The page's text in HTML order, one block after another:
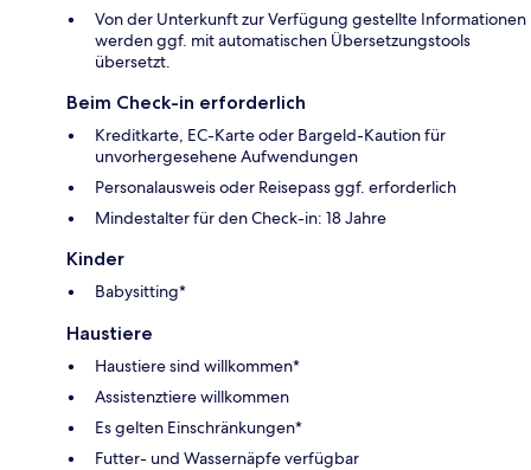
Von der Unterkunft zur Verfügung gestellte Informationen
werden ggf. mit automatischen Übersetzungstools
übersetzt.
Beim Check-in erforderlich
Kreditkarte, EC-Karte oder Bargeld-Kaution für
unvorhergesehene Aufwendungen
Personalausweis oder Reisepass ggf. erforderlich
Mindestalter für den Check-in: 18 Jahre
Kinder
Babysitting*
Haustiere
Haustiere sind willkommen*
Assistenztiere willkommen
Es gelten Einschränkungen*
Futter- und Wassernäpfe verfügbar